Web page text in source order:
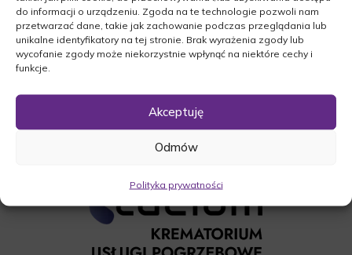
do informacji o urządzeniu. Zgoda na te technologie pozwoli nam
przetwarzać dane, takie jak zachowanie podczas przeglądania lub
unikalne identyfikatory na tej stronie. Brak wyrażenia zgody lub
wycofanie zgody może niekorzystnie wpłynąć na niektóre cechy i
funkcje.
Akceptuję
Odmów
Polityka prywatności
nastąpi odprowadzenie zmarłej na cmentarzu
komunalny w Brójcach.
O czym zawiadamia pogrążona w smutku
Rodzina.